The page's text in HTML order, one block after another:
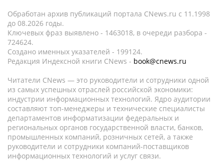
Обработан архив публикаций портала CNews.ru c 11.1998
до 08.2026 годы.
Ключевых фраз выявлено - 1463018, в очереди разбора -
724624.
Создано именных указателей - 199124.
Редакция Индексной книги CNews - book@cnews.ru
Читатели CNews — это руководители и сотрудники одной
из самых успешных отраслей российской экономики:
индустрии информационных технологий. Ядро аудитории
составляют топ-менеджеры и технические специалисты
департаментов информатизации федеральных и
региональных органов государственной власти, банков,
промышленных компаний, розничных сетей, а также
руководители и сотрудники компаний-поставщиков
информационных технологий и услуг связи.